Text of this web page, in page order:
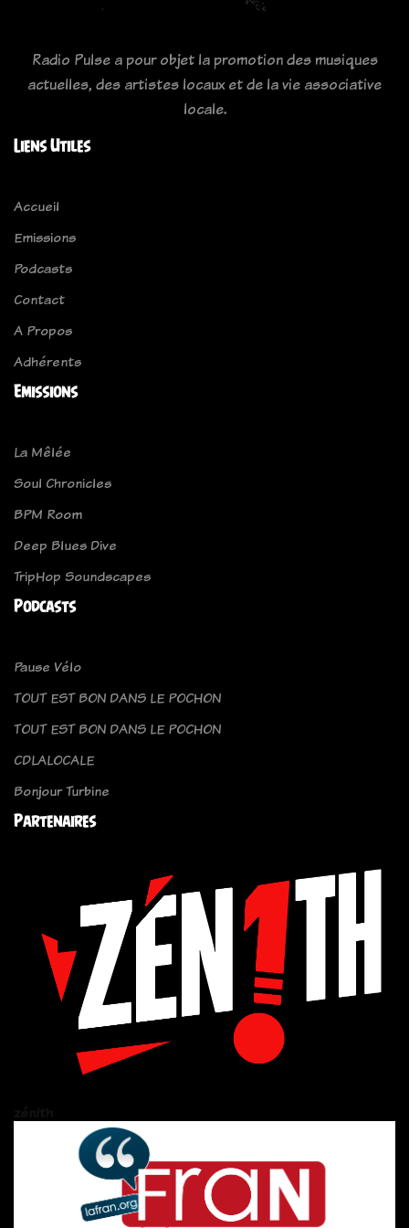
Radio Pulse a pour objet la promotion des musiques
actuelles, des artistes locaux et de la vie associative
locale.
Liens Utiles
Accueil
Emissions
Podcasts
Contact
A Propos
Adhérents
Emissions
La Mêlée
Soul Chronicles
BPM Room
Deep Blues Dive
TripHop Soundscapes
Podcasts
Pause Vélo
TOUT EST BON DANS LE POCHON
TOUT EST BON DANS LE POCHON
CDLALOCALE
Bonjour Turbine
Partenaires